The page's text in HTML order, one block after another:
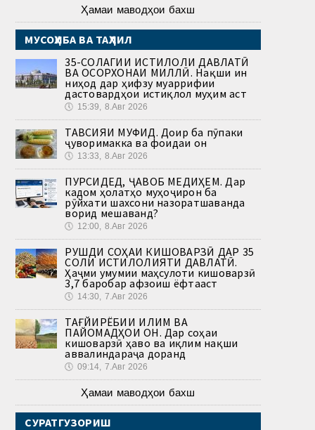
Ҳамаи маводҳои бахш
МУСОҲИБА ВА ТАҲЛИЛ
35-СОЛАГИИ ИСТИҚЛОЛИ ДАВЛАТӢ
ВА ОСОРХОНАИ МИЛЛӢ. Нақши ин
ниҳод дар ҳифзу муаррифии
дастовардҳои истиқлол муҳим аст
🕔 15:39, 8.Авг 2026
ТАВСИЯИ МУФИД. Доир ба пӯпаки
ҷуворимакка ва фоидаи он
🕔 13:33, 8.Авг 2026
ПУРСИДЕД, ҶАВОБ МЕДИҲЕМ. Дар
кадом ҳолатҳо муҳоҷирон ба
рӯйхати шахсони назоратшаванда
ворид мешаванд?
🕔 12:00, 8.Авг 2026
РУШДИ СОҲАИ КИШОВАРЗӢ ДАР 35
СОЛИ ИСТИҚЛОЛИЯТИ ДАВЛАТӢ.
Ҳаҷми умумии маҳсулоти кишоварзӣ
3,7 баробар афзоиш ёфтааст
🕔 14:30, 7.Авг 2026
ТАҒЙИРЁБИИ ИҚЛИМ ВА
ПАЙОМАДҲОИ ОН. Дар соҳаи
кишоварзӣ ҳаво ва иқлим нақши
аввалиндараҷа доранд
🕔 09:14, 7.Авг 2026
Ҳамаи маводҳои бахш
СУРАТГУЗОРИШ